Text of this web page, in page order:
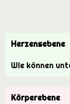
Herzensebene
Wie können
Körperebene